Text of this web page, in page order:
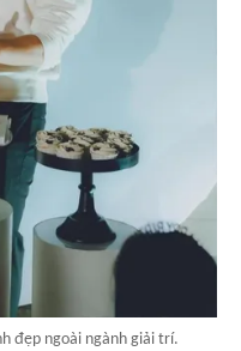
đẹp ngoài ngành giải trí.